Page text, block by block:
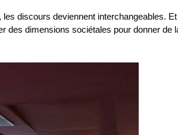
les discours deviennent interchangeables. Et
des dimensions sociétales pour donner de